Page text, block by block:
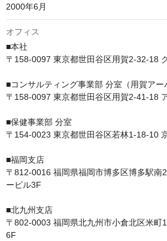
2000年6月
オフィス
■本社
〒158-0097 東京都世田谷区用賀2-32-18
■コンサルティング事業部 分室（用賀ア
〒158-0097 東京都世田谷区用賀2-41-18
■保健事業部 分室
〒154-0023 東京都世田谷区若林1-18-10
■福岡支店
〒812-0016 福岡県福岡市博多区博多駅南
ービル3F
■北九州支店
〒802-0003 福岡県北九州市小倉北区米町
6F